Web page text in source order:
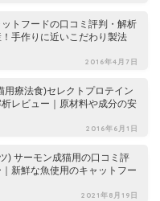
トフードの口コミ評判・解析
手作りに近いこだわり製法
2016年4月7日
用療法食)セレクトプロテイン
レビュー｜原材料や成分の安
2016年6月1日
) サーモン成猫用の口コミ評
新鮮な魚使用のキャットフー
2021年8月19日